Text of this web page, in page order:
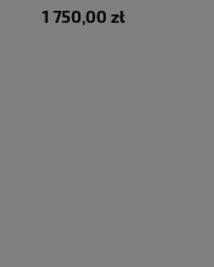
885lm 2700K 230V
1 750,00 zł